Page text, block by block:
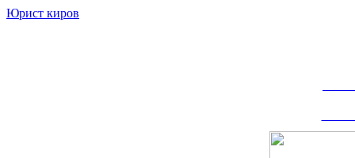
Юрист киров